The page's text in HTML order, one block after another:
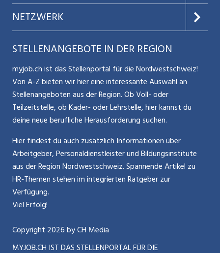
Datenschutz
Nutzungsbedingungen
Glossar
Kontakt
Impressum
Jobs verwalten
Benutzermanual
Bewerber-Cockpit
Teilzeit / Flexible Arbeitsmodelle
Mitarbeiter 50+ / Pensionierung
Karriere allgemein
Führung
Bewerbung / Neuorientierung
Aktionen / News
NETZWERK
Aargauerzeitung.ch
CH Media
ostjob.ch
zentraljob.ch
jobbasel.ch
jobbern.ch
jobmittelland.ch
jobzüri.ch
schaffu.ch (VS)
ajourjob.ch
STELLENANGEBOTE IN DER REGION
myjob.ch ist das Stellenportal für die Nordwestschweiz!
Von A-Z bieten wir hier eine interessante Auswahl an
Stellenangeboten aus der Region. Ob Voll- oder
Teilzeitstelle, ob Kader- oder Lehrstelle, hier kannst du
deine neue berufliche Herausforderung suchen.
Hier findest du auch zusätzlich Informationen über
Arbeitgeber, Personaldienstleister und Bildungsinstitute
aus der Region Nordwestschweiz. Spannende Artikel zu
HR-Themen stehen im integrierten Ratgeber zur
Verfügung.
Viel Erfolg!
Copyright 2026by CH Media
MYJOB.CH IST DAS STELLENPORTAL FÜR DIE